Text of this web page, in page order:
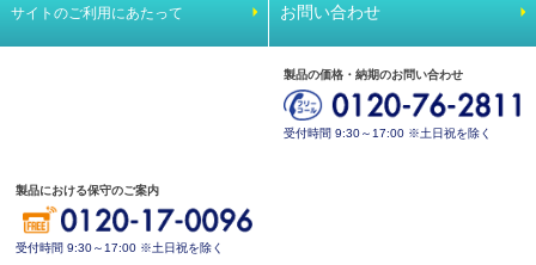
サイトのご利用にあたって お問い合わせ
製品の価格・納期のお問い合わせ
受付時間 9:30～17:00 ※土日祝を除く
製品における保守のご案内
受付時間 9:30～17:00 ※土日祝を除く